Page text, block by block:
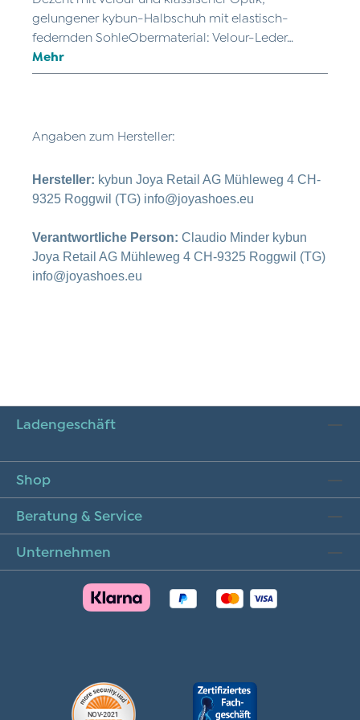
gelungener kybun-Halbschuh mit elastisch-
federnden SohleObermaterial: Velour-Leder…
Mehr
Angaben zum Hersteller:
Hersteller: kybun Joya Retail AG Mühleweg 4 CH-
9325 Roggwil (TG) info@joyashoes.eu
Verantwortliche Person: Claudio Minder kybun
Joya Retail AG Mühleweg 4 CH-9325 Roggwil (TG)
info@joyashoes.eu
Ladengeschäft
Shop
Beratung & Service
Unternehmen